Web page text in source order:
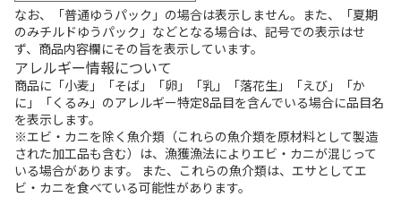
なお、「普通ゆうパック」の場合は表示しません。また、「夏期
のみチルドゆうパック」などとなる場合は、記号での表示はせ
ず、商品内容欄にその旨を表示しています。
アレルギー情報について
商品に「小麦」「そば」「卵」「乳」「落花生」「えび」「か
に」「くるみ」のアレルギー特定8品目を含んでいる場合に品目名
を表示します。
※エビ・カニを除く魚介類（これらの魚介類を原材料として製造
された加工品も含む）は、漁獲漁法によりエビ・カニが混じって
いる場合があります。 また、これらの魚介類は、エサとしてエ
ビ・カニを食べている可能性があります。